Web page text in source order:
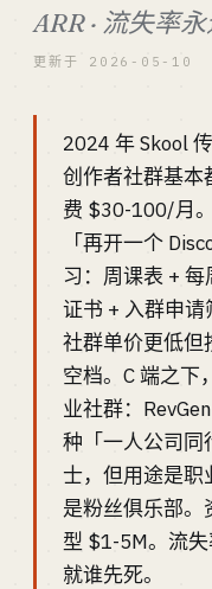
ARR · 流失率
更新于 2026-05-10
2024 年 Skool
创作者社群基本
费 $30-100/月
「再开一个
习：周课表 +
证书 + 入群申
社群单价更低但
空档。C 端之下
业社群：
种「一人公司
士，但用途是职
是粉丝俱乐部
型 $1-5M。流
就谁先死。